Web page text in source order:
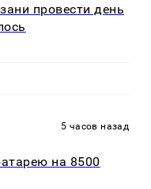
провести день
5 часов назад
на 8500